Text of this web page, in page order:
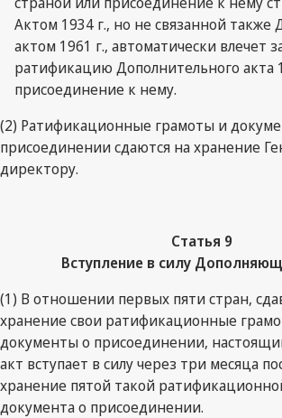
Актом 1934 г., но не связанной
актом 1961 г., автоматически влечет
ратификацию Дополнительного акта
присоединение к нему.
(2) Ратификационные грамоты и
присоединении сдаются на хранение
директору.
Статья 9
Вступление в силу
(1) В отношении первых пяти стран,
хранение свои ратификационные
документы о присоединении,
акт вступает в силу через три месяца
хранение пятой такой
документа о присоединении.